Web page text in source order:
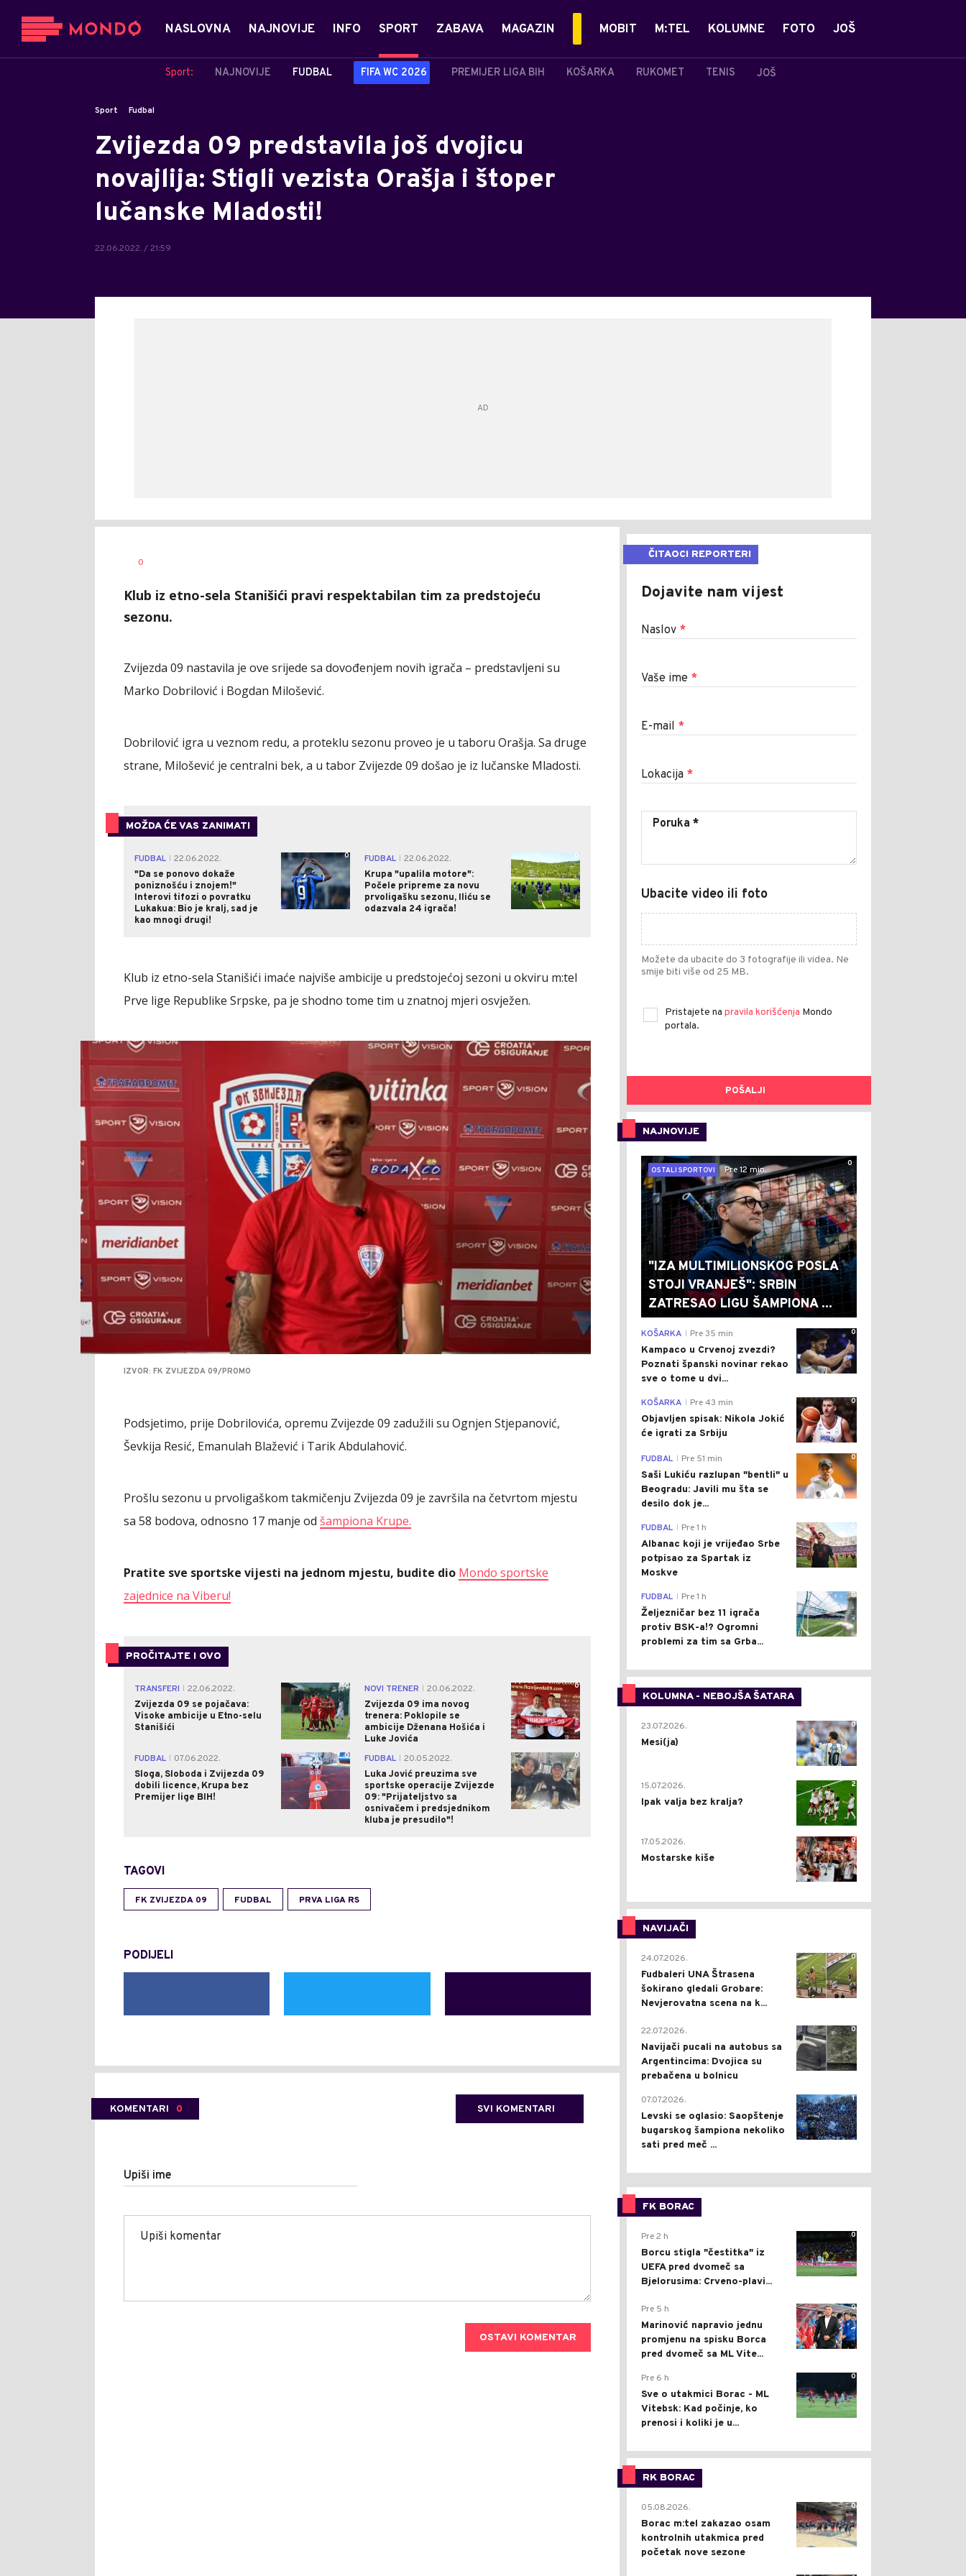
NASLOVNA NAJNOVIJE INFO SPORT
Sport: NAJNOVIJE FUDBAL FIFA WC 2026 PREMIJER LIGA BIH KOŠARKA RUKOMET TENIS JOŠ
ZABAVA MAGAZIN MOBIT M:TEL KOLUMNE FOTO JOŠ
Sport Fudbal
Zvijezda 09 predstavila još dvojicu
novajlija: Stigli vezista Orašja i štoper
lučanske Mladosti!
22.06.2022. / 21:59
AUTOR
0
Klub iz etno-sela Stanišići pravi respektabilan tim za predstojeću
sezonu.
Zvijezda 09 nastavila je ove srijede sa dovođenjem novih igrača – predstavljeni su
Marko Dobrilović i Bogdan Milošević.
Dobrilović igra u veznom redu, a proteklu sezonu proveo je u taboru Orašja. Sa druge
strane, Milošević je centralni bek, a u tabor Zvijezde 09 došao je iz lučanske Mladosti.
MOŽDA ĆE VAS ZANIMATI
FUDBAL
22.06.2022.
"Da se ponovo dokaže
poniznošću i znojem!"
Interovi tifozi o povratku
Lukakua: Bio je kralj, sad je
kao mnogi drugi!
0 FUDBAL
22.06.2022.
Krupa "upalila motore":
Počele pripreme za novu
prvoligašku sezonu, Iliću se
odazvala 24 igrača!
0
Klub iz etno-sela Stanišići imaće najviše ambicije u predstojećoj sezoni u okviru m:tel
Prve lige Republike Srpske, pa je shodno tome tim u znatnoj mjeri osvježen.
IZVOR: FK ZVIJEZDA 09/PROMO
Podsjetimo, prije Dobrilovića, opremu Zvijezde 09 zadužili su Ognjen Stjepanović,
Ševkija Resić, Emanulah Blažević i Tarik Abdulahović.
Prošlu sezonu u prvoligaškom takmičenju Zvijezda 09 je završila na četvrtom mjestu
sa 58 bodova, odnosno 17 manje od šampiona Krupe.
Pratite sve sportske vijesti na jednom mjestu, budite dio Mondo sportske
zajednice na Viberu!
PROČITAJTE I OVO
TRANSFERI
22.06.2022.
Zvijezda 09 se pojačava:
Visoke ambicije u Etno-selu
Stanišići
0 NOVI TRENER
20.06.2022.
Zvijezda 09 ima novog
trenera: Poklopile se
ambicije Dženana Hošića i
Luke Jovića
0
FUDBAL
07.06.2022.
Sloga, Sloboda i Zvijezda 09
dobili licence, Krupa bez
Premijer lige BIH!
0 FUDBAL
20.05.2022.
Luka Jović preuzima sve
sportske operacije Zvijezde
09: "Prijateljstvo sa
osnivačem i predsjednikom
kluba je presudilo"!
0
TAGOVI
FK ZVIJEZDA 09 FUDBAL PRVA LIGA RS
PODIJELI
KOMENTARI 0 SVI KOMENTARI
Upiši ime
OSTAVI KOMENTAR
ČITAOCI REPORTERI
Dojavite nam vijest
Naslov *
Vaše ime *
E-mail *
Lokacija *
Ubacite video ili foto
Možete da ubacite do 3 fotografije ili videa. Ne
smije biti više od 25 MB.
Pristajete na pravila korišćenja Mondo
portala.
POŠALJI
NAJNOVIJE
0
OSTALI SPORTOVI
Pre 12 min
"IZA MULTIMILIONSKOG POSLA
STOJI VRANJEŠ": SRBIN
ZATRESAO LIGU ŠAMPIONA ...
0
KOŠARKA Pre 35 min
Kampaco u Crvenoj zvezdi?
Poznati španski novinar rekao
sve o tome u dvi...
0
KOŠARKA Pre 43 min
Objavljen spisak: Nikola Jokić
će igrati za Srbiju
0
FUDBAL Pre 51 min
Saši Lukiću razlupan "bentli" u
Beogradu: Javili mu šta se
desilo dok je...
0
FUDBAL Pre 1 h
Albanac koji je vrijeđao Srbe
potpisao za Spartak iz
Moskve
0
FUDBAL Pre 1 h
Željezničar bez 11 igrača
protiv BSK-a!? Ogromni
problemi za tim sa Grba...
KOLUMNA - NEBOJŠA ŠATARA
0
23.07.2026.
Mesi(ja)
2
15.07.2026.
Ipak valja bez kralja?
0
17.05.2026.
Mostarske kiše
NAVIJAČI
0
24.07.2026.
Fudbaleri UNA Štrasena
šokirano gledali Grobare:
Nevjerovatna scena na k...
0
22.07.2026.
Navijači pucali na autobus sa
Argentincima: Dvojica su
prebačena u bolnicu
1
07.07.2026.
Levski se oglasio: Saopštenje
bugarskog šampiona nekoliko
sati pred meč ...
FK BORAC
0
Pre 2 h
Borcu stigla "čestitka" iz
UEFA pred dvomeč sa
Bjelorusima: Crveno-plavi...
0
Pre 5 h
Marinović napravio jednu
promjenu na spisku Borca
pred dvomeč sa ML Vite...
0
Pre 6 h
Sve o utakmici Borac - ML
Vitebsk: Kad počinje, ko
prenosi i koliki je u...
RK BORAC
0
05.08.2026.
Borac m:tel zakazao osam
kontrolnih utakmica pred
početak nove sezone